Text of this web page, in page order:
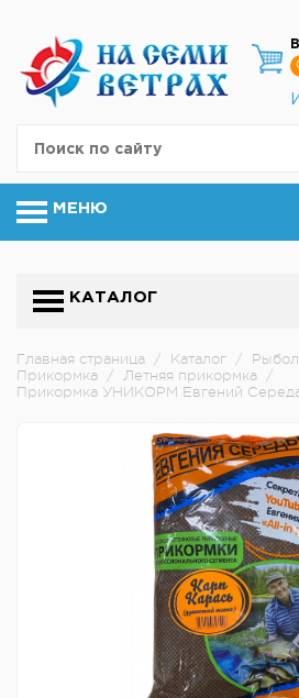
МЕНЮ
КАТАЛОГ
Главная страница / Каталог /
Прикормка / Летняя прикормка /
Прикормка УНИКОРМ Евгений Середа